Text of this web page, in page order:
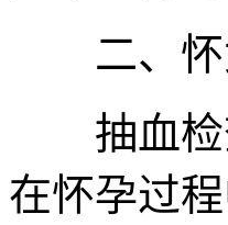
二、怀
抽血检
在怀孕过